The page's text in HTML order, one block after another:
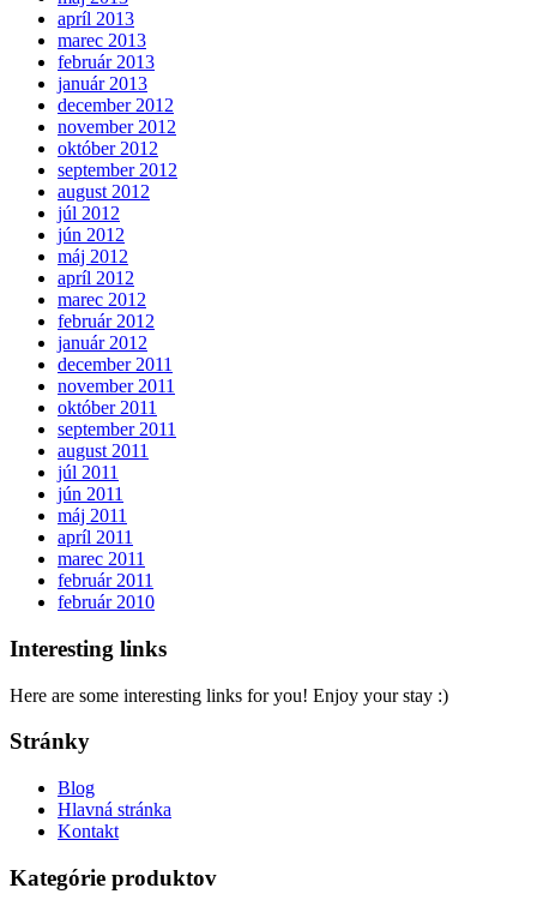
apríl 2013
marec 2013
február 2013
január 2013
december 2012
november 2012
október 2012
september 2012
august 2012
júl 2012
jún 2012
máj 2012
apríl 2012
marec 2012
február 2012
január 2012
december 2011
november 2011
október 2011
september 2011
august 2011
júl 2011
jún 2011
máj 2011
apríl 2011
marec 2011
február 2011
február 2010
Interesting links
Here are some interesting links for you! Enjoy your stay :)
Stránky
Blog
Hlavná stránka
Kontakt
Kategórie produktov